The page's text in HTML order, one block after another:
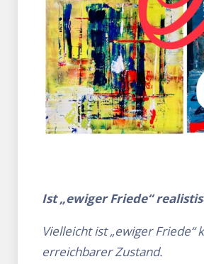
Ist „ewiger Friede“
Vielleicht ist „ewiger Friede“
erreichbarer Zustand.